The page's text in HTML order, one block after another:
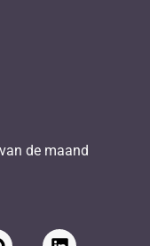
de maand